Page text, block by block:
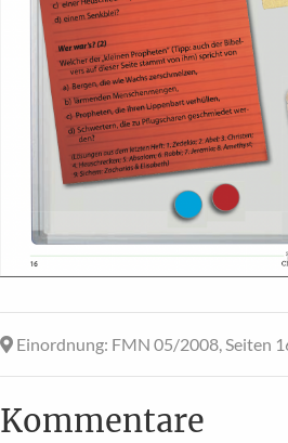
Einordnung: FMN 05/2008, Seiten
Kommentare